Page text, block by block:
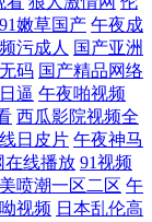
91嫩草国产 午夜成
污成人 国产亚洲
码 国产精品网络
逼 午夜啪视频
西瓜影院视频全
日皮片 午夜神马
在线播放 91视频
喷潮一区二区 午
视频 日本乱伦高